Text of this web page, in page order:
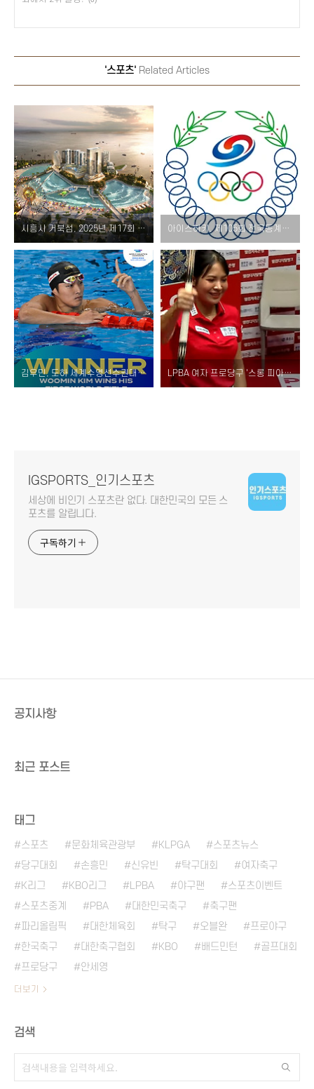
'스포츠' Related Articles
시흥시 거북섬, 2025년 제17회 '전국해양스포츠제전' 유치 신청 아이스하키, 제105회 전국동계체전 경기 일정과 결과 알아보기!
김우민, 도하 세계수영선수권대회 400m 금메달! 기록과 경기 영상 다시보기 LPBA 여자 프로당구 '스롱 피아비' 통산 7승, 우승 상금과 다음 PBA 경기는?
IGSPORTS_인기스포츠
세상에 비인기 스포츠란 없다. 대한민국의 모든 스
포츠를 알립니다.
구독하기
공지사항
최근 포스트
태그
스포츠 문화체육관광부 KLPGA
스포츠뉴스
당구대회
손흥민 신유빈 탁구대회
여자축구
K리그
KBO리그 LPBA 야구팬
스포츠이벤트
스포츠중계
PBA 대한민국축구
축구팬
파리올림픽
대한체육회 탁구 오블완
프로야구
한국축구
대한축구협회 KBO 배드민턴
골프대회
프로당구
안세영
더보기
검색